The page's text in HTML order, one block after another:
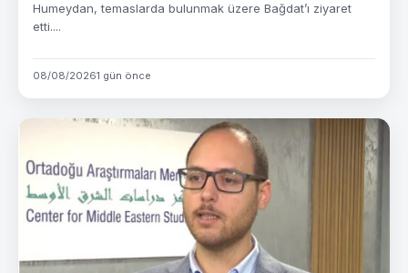
Humeydan, temaslarda bulunmak üzere Bağdat’ı ziyaret
etti....
08/08/20261 gün önce